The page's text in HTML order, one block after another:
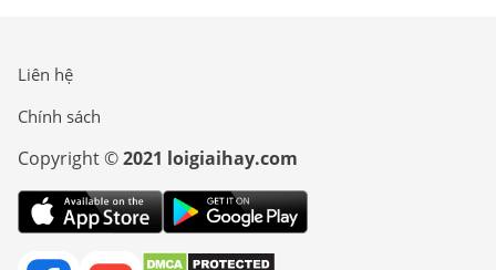
Liên hệ
Chính sách
Copyright ©2021 loigiaihay.com